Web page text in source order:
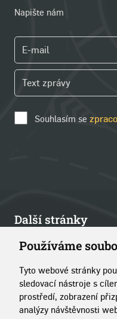
Používáme
Tyto webové stránky
sledovací nástroje s
prostředí, zobrazení
analýzy návštěvnosti
Napište nám
Souhlasím se
Další stránky
Články
Kontakt
O portálu